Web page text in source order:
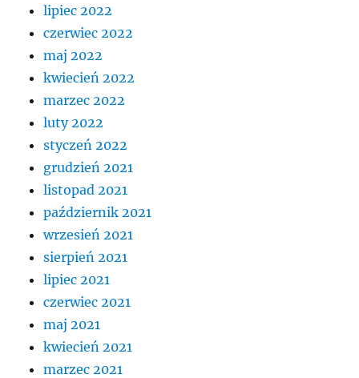
lipiec 2022
czerwiec 2022
maj 2022
kwiecień 2022
marzec 2022
luty 2022
styczeń 2022
grudzień 2021
listopad 2021
październik 2021
wrzesień 2021
sierpień 2021
lipiec 2021
czerwiec 2021
maj 2021
kwiecień 2021
marzec 2021